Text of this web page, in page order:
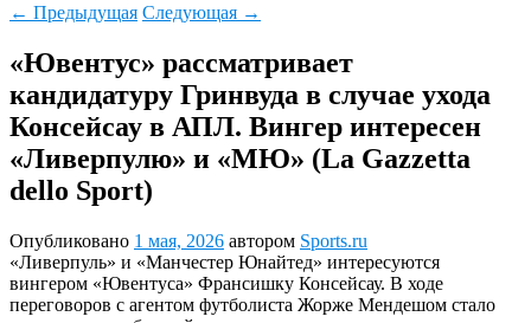
← Предыдущая Следующая →
«Ювентус» рассматривает
кандидатуру Гринвуда в случае ухода
Консейсау в АПЛ. Вингер интересен
«Ливерпулю» и «МЮ» (La Gazzetta
dello Sport)
Опубликовано 1 мая, 2026 автором Sports.ru
«Ливерпуль» и «Манчестер Юнайтед» интересуются
вингером «Ювентуса» Франсишку Консейсау. В ходе
переговоров с агентом футболиста Жорже Мендешом стало